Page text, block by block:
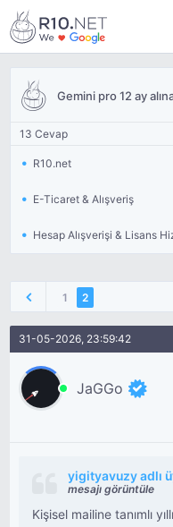
Gemini pro 12 ay
13 Cevap
R10.net
E-Ticaret & Alışveriş
Hesap Alışverişi & Lisans
1 2
31-05-2026, 23:59:42
JaGGo
yigityavuzy adlı
mesajı görüntüle
Kişisel mailine tanımlı